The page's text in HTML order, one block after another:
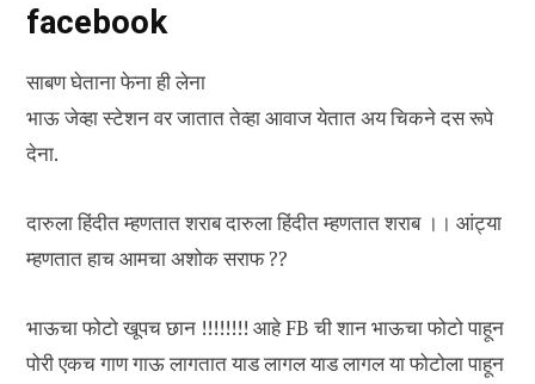
facebook
साबण घेताना फेना ही लेना
भाऊ जेव्हा स्टेशन वर जातात तेव्हा आवाज येतात अय चिकने दस रूपे
देना.
दारुला हिंदीत म्हणतात शराब दारुला हिंदीत म्हणतात शराब ।। आंट्या
म्हणतात हाच आमचा अशोक सराफ ??
भाऊचा फोटो खूपच छान !!!!!!!! आहे FB ची शान भाऊचा फोटो पाहून
पोरी एकच गाण गाऊ लागतात याड लागल याड लागल या फोटोला पाहून